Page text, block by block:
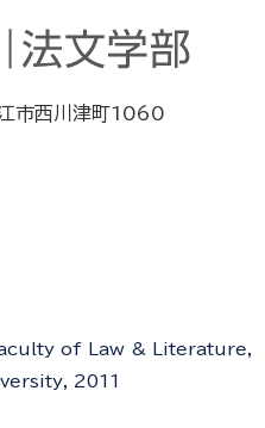
市西川津町1060
of Law & Literature,
2011